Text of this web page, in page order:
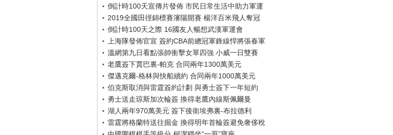
倒計時100天宣傳片發佈 市民日常生活中助力軍運
2019全國田徑錦標賽瀋陽開賽 楊洋百米飛人奪冠
倒計時100天之際 16國友人暢想武漢軍運會
上海隊發佈官宣 簽約CBA前總冠軍鋒線悍將張春軍
溫網第九日看點張帥衝擊女單四強 小威一日雙賽
老鷹簽下賈巴裏-帕克 合同兩年1300萬美元
傑邁克爾-格林與快船續約 合同兩年1000萬美元
伯克斯取消與雷霆簽約計劃 與勇士簽下一年短約
勇士送走琼斯加次輪簽 換得老鷹內線斯佩爾曼
湖人兩年970萬美元 簽下後衛埃弗裏-布拉德利
雷霆將格蘭特送往掘金 換得明年首輪簽避免奢侈稅